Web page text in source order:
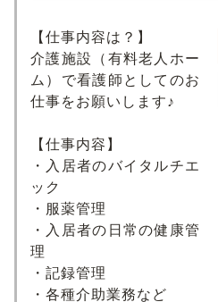
【仕事内容は？】
介護施設（有料老人ホー
ム）で看護師としてのお
仕事をお願いします♪
【仕事内容】
・入居者のバイタルチエ
ック
・服薬管理
・入居者の日常の健康管
理
・記録管理
・各種介助業務など